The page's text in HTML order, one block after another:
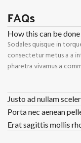
FAQs
How this can be
Sodales quisque in
consectetur metus a a
pharetra vivamus a
Justo ad nullam
Porta nec aenean
Erat sagittis mollis